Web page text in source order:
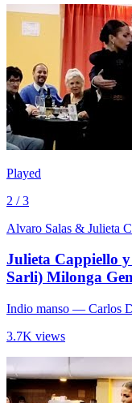
Played
2 / 3
Alvaro Salas & Julieta
Julieta Cappiello
Sarli) Milonga
Indio manso — Carlos
3.7K views